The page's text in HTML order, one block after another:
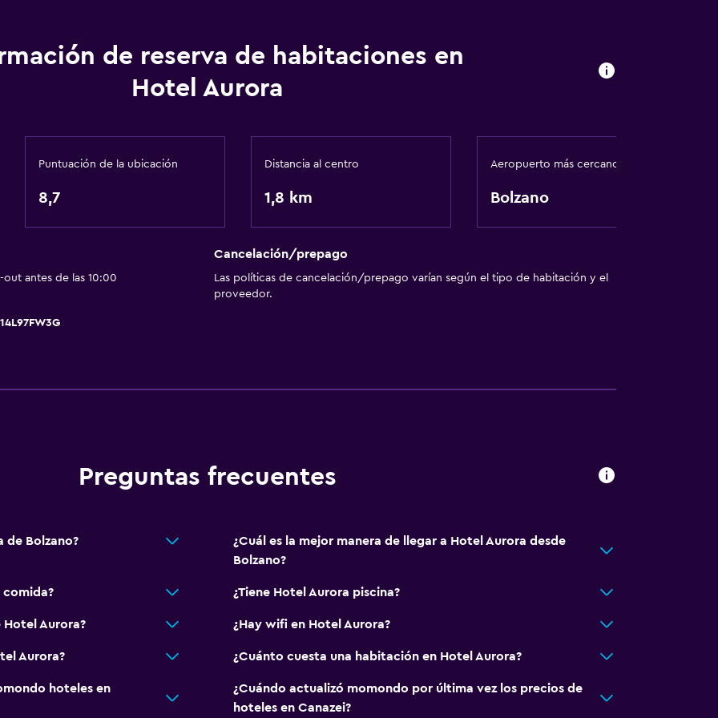
Spa
Senderismo
Escuela de esquí
Servicio de despertador
Aire libre
Salud y seguridad
Botiquín de primeros auxilios
de reserva de habitaciones en
Hotel Aurora
Puntuación de la ubicación
8,7
Distancia al centro
1,8 km
Aeropuerto más cercano
Bolzano
antes de las 10:00
Cancelación/prepago
Las políticas de cancelación/prepago varían según el tipo de habitación y el
proveedor.
Preguntas frecuentes
de Bolzano?
¿Cuál es la mejor manera de llegar a Hotel Aurora desde
Bolzano?
comida? ¿Tiene Hotel Aurora piscina?
Hotel Aurora? ¿Hay wifi en Hotel Aurora?
Aurora? ¿Cuánto cuesta una habitación en Hotel Aurora?
hoteles en
¿Cuándo actualizó momondo por última vez los precios de
hoteles en Canazei?